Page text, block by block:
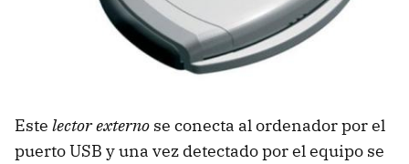
Este lector externo se conecta al ordenador por el
puertoUSB y una vez detectado por el equipo se